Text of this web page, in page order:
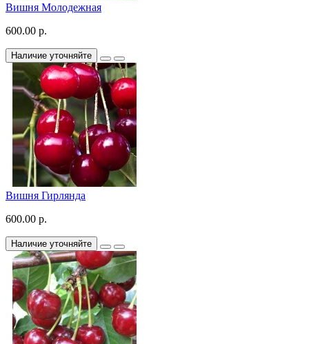
Вишня Молодежная
600.00 р.
Наличие уточняйте
Вишня Гирлянда
600.00 р.
Наличие уточняйте